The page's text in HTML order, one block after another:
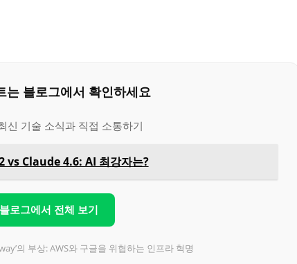
는 블로그에서 확인하세요
신 기술 소식과 직접 소통하기
vs Claude 4.6: AI 최강자는?
로그에서 전체 보기
의 부상: AWS와 구글을 위협하는 인프라 혁명